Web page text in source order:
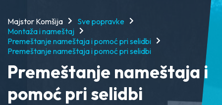
Majstor Komšija
Sve popravke
Montaža i nameštaj
Premeštanje nameštaja i pomoć pri selidbi
Premeštanje nameštaja i pomoć pri selidbi
Premeštanje nameštaja i
pomoć pri selidbi